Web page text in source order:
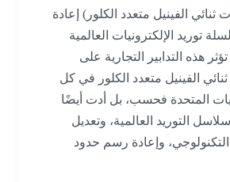
الفينيل متعدد الكلور) إعادة
الإلكترونيات العالمية
التدابير التجارية على
الفينيل متعدد الكلور في كل
المتحدة فحسب، بل أدت أيضًا
التوريد العالمية، وتعديل
وإعادة رسم حدود